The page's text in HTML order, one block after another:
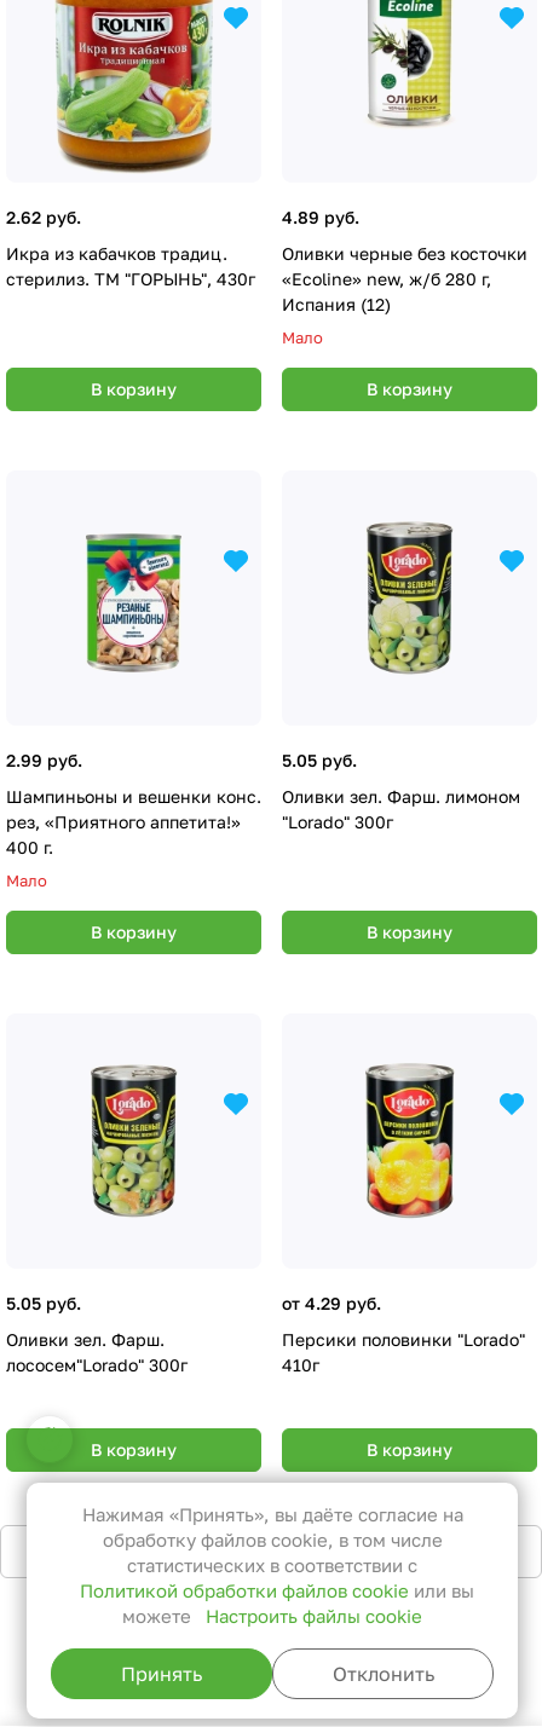
2.62 руб.
Икра из кабачков традиц.
стерилиз. ТМ "ГОРЫНЬ", 430г
В корзину
4.89 руб.
Оливки черные без косточки
«Ecoline» new, ж/б 280 г,
Испания (12)
Мало
В корзину
2.99 руб.
Шампиньоны и вешенки конс.
рез, «Приятного аппетита!»
400 г.
Мало
В корзину
5.05 руб.
Оливки зел. Фарш. лимоном
"Lorado" 300г
В корзину
5.05 руб.
Оливки зел. Фарш.
лососем"Lorado" 300г
В корзину
от 4.29 руб.
Персики половинки "Lorado"
410г
В корзину
Загрузить еще
1 2
Настройки файлов cookie
Функциональные
Эти файлы необходимы для
функционирования сайта и не
могут быть отключены в наших
системах. Вы можете настроить
браузер так, чтобы он блокировал
их или уведомлял вас об их
использовании, но в таком случае
Нажимая «Принять», вы даёте согласие на
обработку файлов cookie, в том числе
статистических в соответствии с
Политикой обработки файлов cookie или вы
можете
Настроить файлы cookie
Принять Отклонить